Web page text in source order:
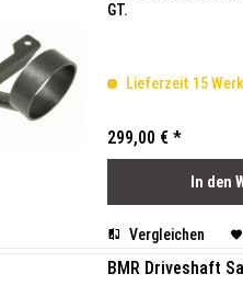
GT.
Lieferzeit 15
299,00 € *
In den
Vergleichen
BMR Driveshaft